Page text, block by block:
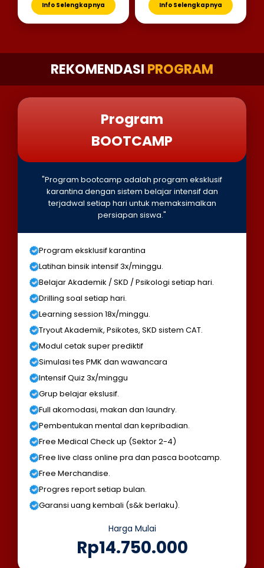
Info Selengkapnya Info Selengkapnya
REKOMENDASI PROGRAM
Program
BOOTCAMP
"Program bootcamp adalah program eksklusif
karantina dengan sistem belajar intensif dan
terjadwal setiap hari untuk memaksimalkan
persiapan siswa."
Program eksklusif karantina
Latihan binsik intensif 3x/minggu.
Belajar Akademik / SKD / Psikologi setiap hari.
Drilling soal setiap hari.
Learning session 18x/minggu.
Tryout Akademik, Psikotes, SKD sistem CAT.
Modul cetak super prediktif
Simulasi tes PMK dan wawancara
Intensif Quiz 3x/minggu
Grup belajar ekslusif.
Full akomodasi, makan dan laundry.
Pembentukan mental dan kepribadian.
Free Medical Check up (Sektor 2-4)
Free live class online pra dan pasca bootcamp.
Free Merchandise.
Progres report setiap bulan.
Garansi uang kembali (s&k berlaku).
Harga Mulai
Rp14.750.000